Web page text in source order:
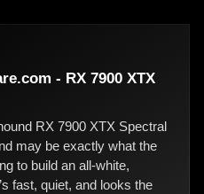
- RX 7900 XTX
RX 7900 XTX Spectral
may be exactly what the
to build an all-white,
fast, quiet, and looks the